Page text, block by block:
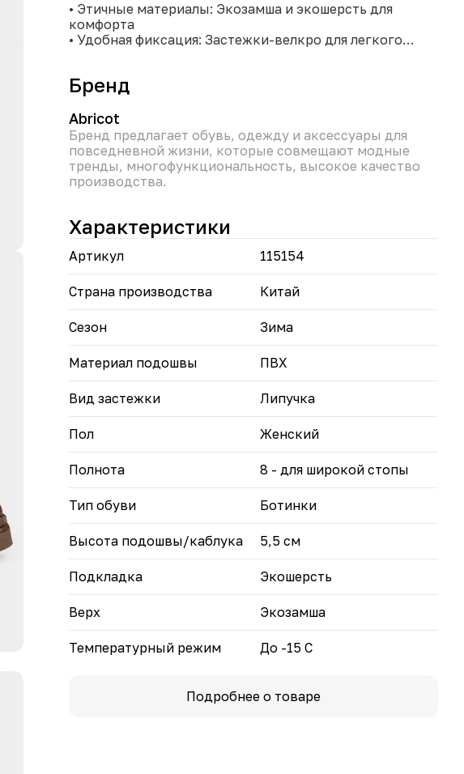
• Этичные материалы: Экозамша и экошерсть для
комфорта
• Удобная фиксация: Застежки-велкро для легкого
полнота (8)
• Универсальность: Классические коричневый и
бежевый оттенки
Дополните образ ботинками «Паулина» —
практичность и стиль в каждой детали!
Бренд
Abricot
Бренд предлагает обувь, одежду и аксессуары для
повседневной жизни, которые совмещают модные
тренды, многофункциональность, высокое качество
производства.
Характеристики
Артикул 115154
Страна производства Китай
Сезон Зима
Материал подошвы ПВХ
Вид застежки Липучка
Пол Женский
Полнота 8 - для широкой стопы
Тип обуви Ботинки
Высота подошвы/каблука 5,5 см
Подкладка Экошерсть
Верх Экозамша
Температурный режим До -15 С
Подробнее о товаре